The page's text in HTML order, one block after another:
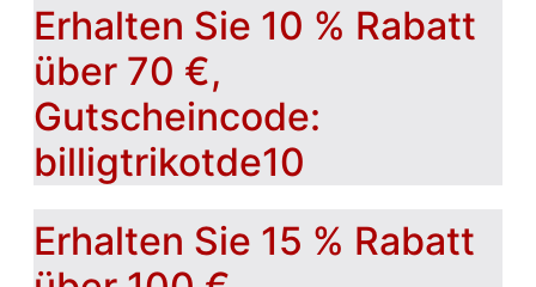
Erhalten Sie 10 % Rabatt
über 70 €,
Gutscheincode:
billigtrikotde10
Erhalten Sie 15 % Rabatt